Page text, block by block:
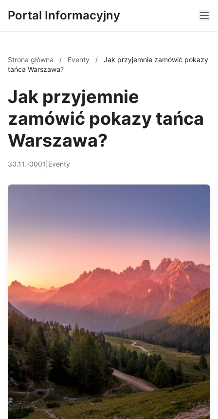
Portal Informacyjny
Strona główna / Eventy /
Jak przyjemnie zamówić pokazy
tańca Warszawa?
Jak przyjemnie
zamówić pokazy tańca
Warszawa?
30.11.-0001 Eventy